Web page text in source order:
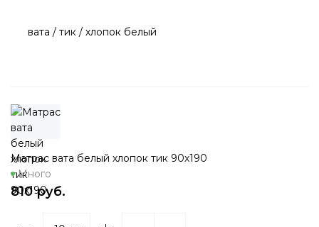
вата / тик / хлопок белый
Матрас вата белый хлопок тик 90х190
Много
810 руб.